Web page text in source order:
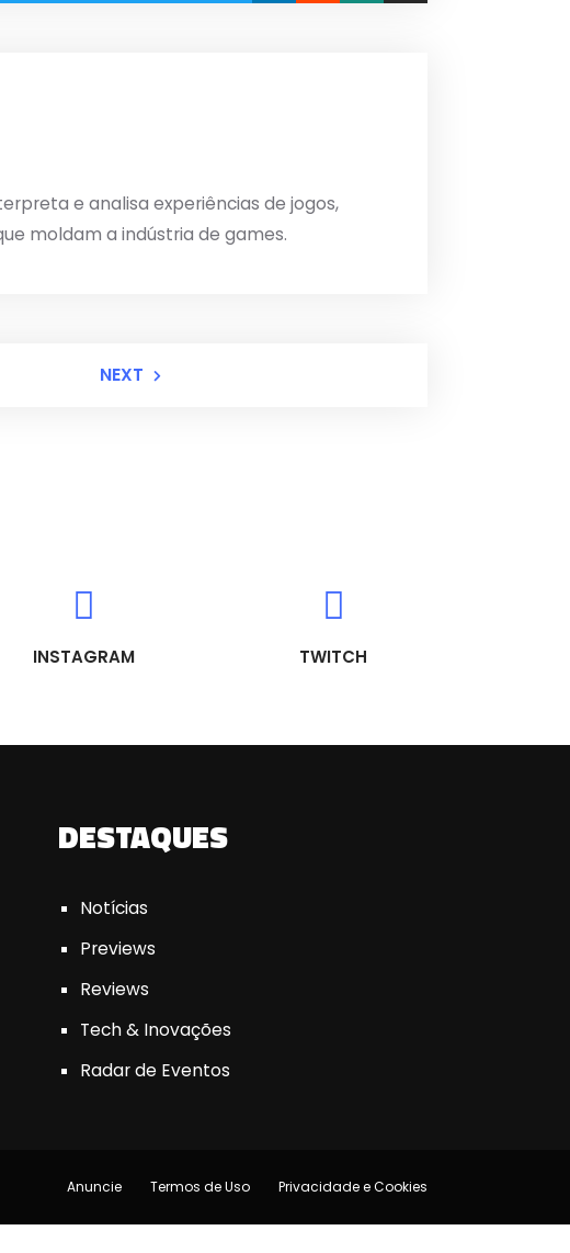
e analisa experiências de jogos,
moldam a indústria de games.
NEXT
INSTAGRAM TWITCH
DESTAQUES
Notícias
Previews
Reviews
Tech & Inovações
Radar de Eventos
Anuncie Termos de Uso Privacidade e Cookies